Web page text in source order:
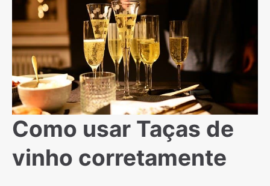
Como usar Taças de
vinho corretamente